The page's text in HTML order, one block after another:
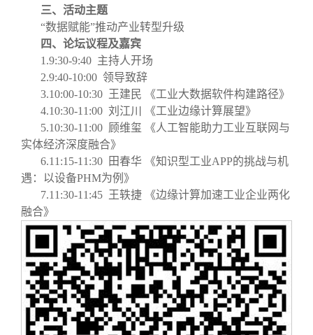
三、活动主题
“数据赋能”推动产业转型升级
四、论坛议程及嘉宾
1.9:30-9:40 主持人开场
2.9:40-10:00 领导致辞
3.10:00-10:30 王建民 《工业大数据软件构建路径》
4.10:30-11:00 刘江川 《工业边缘计算展望》
5.10:30-11:00 顾维玺 《人工智能助力工业互联网与
实体经济深度融合》
6.11:15-11:30 田春华 《知识型工业APP的挑战与机
遇：以设备PHM为例》
7.11:30-11:45 王轶捷 《边缘计算加速工业企业两化
融合》